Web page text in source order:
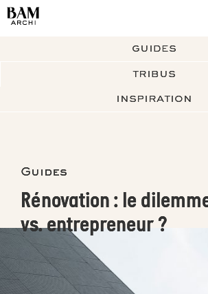
guides
tribus
inspiration
Guides
Rénovation : le
vs. entrepreneur ?